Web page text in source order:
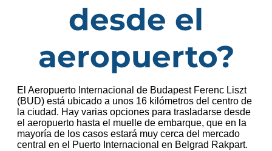
desde el
aeropuerto?
El Aeropuerto Internacional de Budapest Ferenc Liszt
(BUD) está ubicado a unos 16 kilómetros del centro de
la ciudad. Hay varias opciones para trasladarse desde
el aeropuerto hasta el muelle de embarque, que en la
mayoría de los casos estará muy cerca del mercado
central en el Puerto Internacional en Belgrad Rakpart.